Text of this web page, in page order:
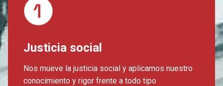
Justicia social
Nos mueve la justicia social y aplicamos nuestro
conocimiento y rigor frente a todo tipo